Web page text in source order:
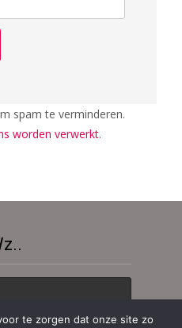
spam te verminderen.
worden verwerkt.
te zorgen dat onze site zo